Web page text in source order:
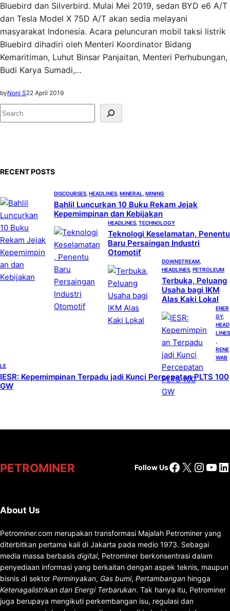
Bluebird dan Silverbird. Mulai Mei 2019, sedan BYD e6 A/T
dan Tesla Model X 75D A/T akan sedia melayani
masyarakat Indonesia. Acara peluncuran mobil taksi listrik
Bluebird dihadiri oleh Menteri Koordinator Bidang
Kemaritiman, Luhut Binsar Panjaitan, Menteri Perhubungan,
Budi Karya Sumadi,…
byNoni S22 April 2019
S
e
RECENT POSTS
DISCOURSES HEADLINES MINERAL MINING
Bahlil Luncurkan 10 Buku Rekam Jejak
Kepemimpinan dan Kebijakan
HEADLINES TECHNOLOGY
Teknologi Keselamatan, Penentu
Baru Persaingan Industri
Otomotif
DOWNSTREAM
HEADLINES PETROLEUM
Terbuka, Peluang
Usaha bagi IKM
Alas Kaki Lokal
ENER
GY
HEAD
LINES
RENE
WAB
LE
IESR: Kepemimpinan Terpadu jadi Kunci Percepatan PLTS 100
GW
PETROMINER Follow UsFacebook
X
About Us
Petrominer.com merupakan transformasi Majalah Petrominer yang
diterbitkan pertama kali di Jakarta pada medio 1973. Sebagai
media massa berbasis digital, Petrominer berkonsentrasi dalam
penyediaan informasi yang berkaitan dengan aspek teknis, maupun
bisnis di sektor Perminyakan, Gas bumi, Pertambangan hingga
Ketenagalistrikan dan Energi Terbarukan. Tak hanya itu, Petrominer
juga berupaya mengikuti perkembangan isu, regulasi dan